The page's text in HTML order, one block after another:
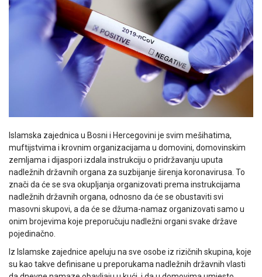
Islamska zajednica u Bosni i Hercegovini je svim mešihatima,
muftijstvima i krovnim organizacijama u domovini, domovinskim
zemljama i dijaspori izdala instrukciju o pridržavanju uputa
nadležnih državnih organa za suzbijanje širenja koronavirusa. To
znači da će se sva okupljanja organizovati prema instrukcijama
nadležnih državnih organa, odnosno da će se obustaviti svi
masovni skupovi, a da će se džuma-namaz organizovati samo u
onim brojevima koje preporučuju nadležni organi svake države
pojedinačno.
Iz Islamske zajednice apeluju na sve osobe iz rizičnih skupina, koje
su kao takve definisane u preporukama nadležnih državnih vlasti